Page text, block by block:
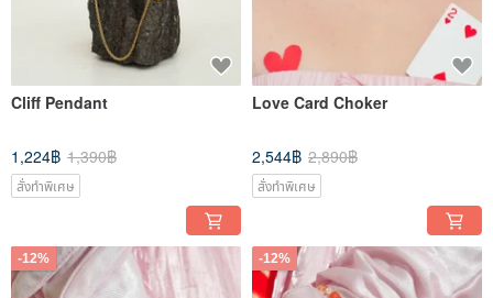
Cliff Pendant
1,224฿ 1,390฿
สั่งทำพิเศษ
Love Card Choker
2,544฿ 2,890฿
สั่งทำพิเศษ
-12% -12%